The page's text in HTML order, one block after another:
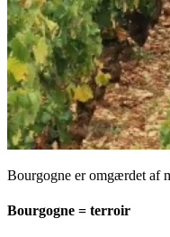
Bourgogne er omgærdet af
Bourgogne = terroir